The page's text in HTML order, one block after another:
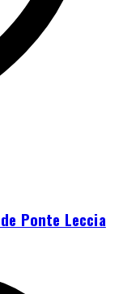
Ponte Leccia